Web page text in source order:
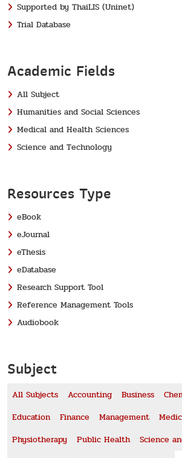
Supported by ThaiLIS (Uninet)
Trial Database
Academic Fields
All Subject
Humanities and Social Sciences
Medical and Health Sciences
Science and Technology
Resources Type
eBook
eJournal
eThesis
eDatabase
Research Support Tool
Reference Management Tools
Audiobook
Subject
All Subjects Accounting Business
Education
Finance Management
Physiotherapy
Public Health
Science